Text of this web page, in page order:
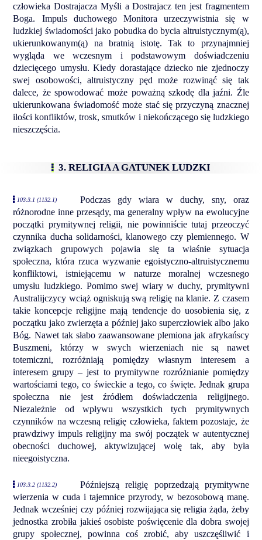
człowieka Dostrajacza Myśli a Dostrajacz ten jest fragmentem
Boga. Impuls duchowego Monitora urzeczywistnia się w
ludzkiej świadomości jako pobudka do bycia altruistycznym(ą),
ukierunkowanym(ą) na bratnią istotę. Tak to przynajmniej
wygląda we wczesnym i podstawowym doświadczeniu
dziecięcego umysłu. Kiedy dorastające dziecko nie zjednoczy
swej osobowości, altruistyczny pęd może rozwinąć się tak
dalece, że spowodować może poważną szkodę dla jaźni. Źle
ukierunkowana świadomość może stać się przyczyną znacznej
ilości konfliktów, trosk, smutków i niekończącego się ludzkiego
nieszczęścia.
3. RELIGIA A GATUNEK LUDZKI
103:3.1 (1132.1)
Podczas gdy wiara w duchy, sny, oraz
różnorodne inne przesądy, ma generalny wpływ na ewolucyjne
początki prymitywnej religii, nie powinniście tutaj przeoczyć
czynnika ducha solidarności, klanowego czy plemiennego. W
związkach grupowych pojawia się ta właśnie sytuacja
społeczna, która rzuca wyzwanie egoistyczno-altruistycznemu
konfliktowi, istniejącemu w naturze moralnej wczesnego
umysłu ludzkiego. Pomimo swej wiary w duchy, prymitywni
Australijczycy wciąż ogniskują swą religię na klanie. Z czasem
takie koncepcje religijne mają tendencje do uosobienia się, z
początku jako zwierzęta a później jako superczłowiek albo jako
Bóg. Nawet tak słabo zaawansowane plemiona jak afrykańscy
Buszmeni, którzy w swych wierzeniach nie są nawet
totemiczni, rozróżniają pomiędzy własnym interesem a
interesem grupy – jest to prymitywne rozróżnianie pomiędzy
wartościami tego, co świeckie a tego, co święte. Jednak grupa
społeczna nie jest źródłem doświadczenia religijnego.
Niezależnie od wpływu wszystkich tych prymitywnych
czynników na wczesną religię człowieka, faktem pozostaje, że
prawdziwy impuls religijny ma swój początek w autentycznej
obecności duchowej, aktywizującej wolę tak, aby była
nieegoistyczna.
103:3.2 (1132.2)
Późniejszą religię poprzedzają prymitywne
wierzenia w cuda i tajemnice przyrody, w bezosobową manę.
Jednak wcześniej czy później rozwijająca się religia żąda, żeby
jednostka zrobiła jakieś osobiste poświęcenie dla dobra swojej
grupy społecznej, powinna coś zrobić, aby uszczęśliwić i